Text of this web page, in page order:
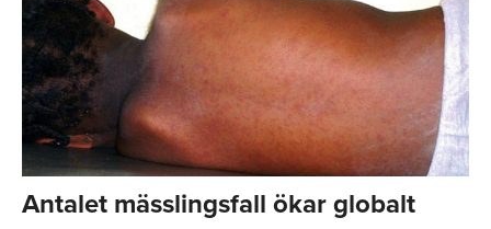
Antalet mässlingsfall ökar globalt